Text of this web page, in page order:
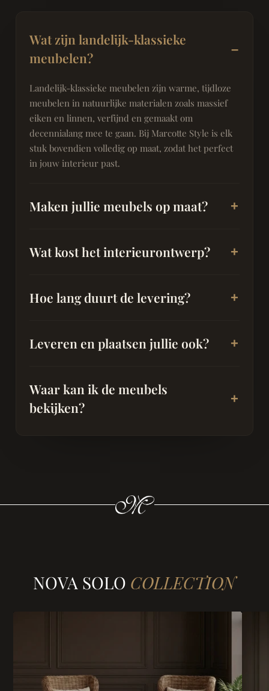
Wat zijn landelijk-klassieke
meubelen?
Landelijk-klassieke meubelen zijn warme, tijdloze
meubelen in natuurlijke materialen zoals massief
eiken en linnen, verfijnd en gemaakt om
decennialang mee te gaan. Bij Marcotte Style is elk
stuk bovendien volledig op maat, zodat het perfect
in jouw interieur past.
Maken jullie meubels op maat?
Wat kost het interieurontwerp?
Hoe lang duurt de levering?
Leveren en plaatsen jullie ook?
Waar kan ik de meubels
bekijken?
NOVA SOLO COLLECTION